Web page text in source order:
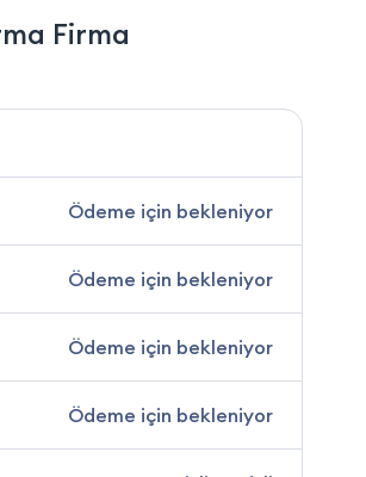
Firma
Ödeme için bekleniyor
Ödeme için bekleniyor
Ödeme için bekleniyor
Ödeme için bekleniyor